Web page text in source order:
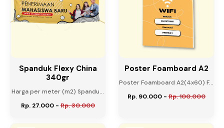
Spanduk Flexy China
340gr
Harga per meter (m2) Spandu...
Rp. 27.000-Rp. 30.000
Poster Foamboard A2
Poster Foamboard A2(4x60) F...
Rp. 90.000-Rp. 100.000